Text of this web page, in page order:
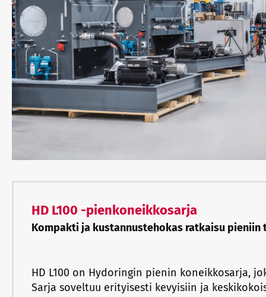
HD L100 -pienkoneikkosarja
Kompakti ja kustannustehokas ratkaisu
HD L100 on Hydoringin pienin koneikkosarja,
Sarja soveltuu erityisesti kevyisiin ja